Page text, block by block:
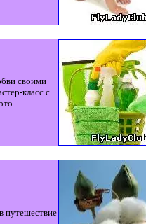
своими
класс с
путешествие